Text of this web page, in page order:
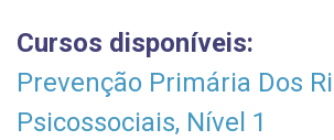
Cursos disponíveis:
Prevenção Primária Dos
Psicossociais, Nível 1